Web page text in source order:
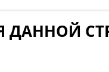
ДАННОЙ